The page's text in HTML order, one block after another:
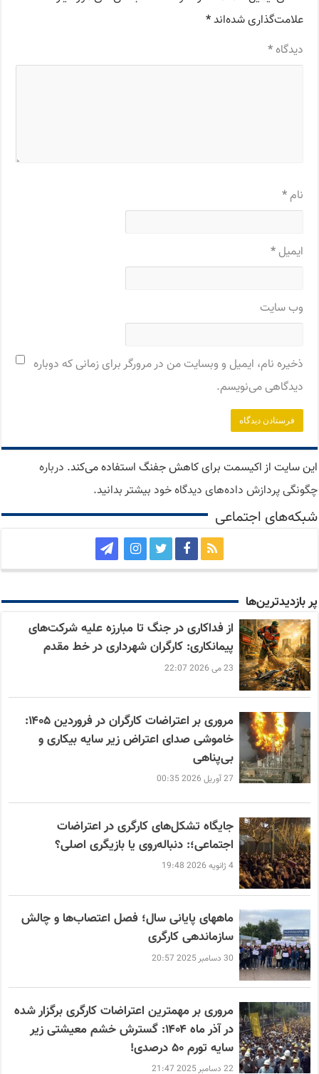
علامت‌گذاری شده‌اند*
دیدگاه*
نام*
ایمیل*
وب‌ سایت
ذخیره نام، ایمیل و وبسایت من در مرورگر برای زمانی که دوباره
دیدگاهی می‌نویسم.
این سایت از اکیسمت برای کاهش جفنگ استفاده می‌کند. درباره
چگونگی پردازش داده‌های دیدگاه خود بیشتر بدانید.
شبکه‌های اجتماعی
پر بازدید‌ترین‌ها
از فداکاری در جنگ تا مبارزه علیه شرکت‌های
پیمانکاری: کارگران شهرداری در خط مقدم
23 می 2026 22:07
مروری بر اعتراضات کارگران در فروردین ۱۴۰۵:
خاموشی صدای اعتراض زیر سایه بیکاری و
بی‌پناهی
27 آوریل 2026 00:35
جایگاه تشکل‌های کارگری در اعتراضات
اجتماعی؛: دنباله‌روی یا بازیگری اصلی؟
4 ژانویه 2026 19:48
ماههای پایانی سال؛ فصل اعتصاب‌ها و چالش
سازماندهی کارگری
30 دسامبر 2025 20:57
مروری بر مهمترین اعتراضات کارگری برگزار شده
در آذر ماه ۱۴۰۴: گسترش خشم معیشتی زیر
سایه تورم ۵۰ درصدی!
22 دسامبر 2025 21:47